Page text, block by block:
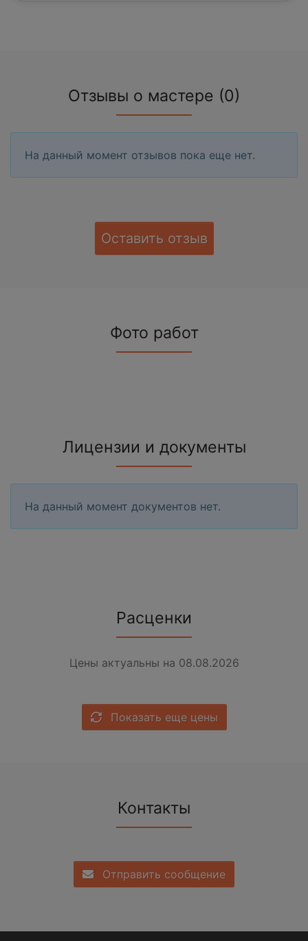
Отзывы о мастере (0)
На данный момент отзывов пока еще нет.
Оставить отзыв
Фото работ
Лицензии и документы
На данный момент документов нет.
Расценки
Цены актуальны на 08.08.2026
Показать еще цены
Контакты
Отправить сообщение